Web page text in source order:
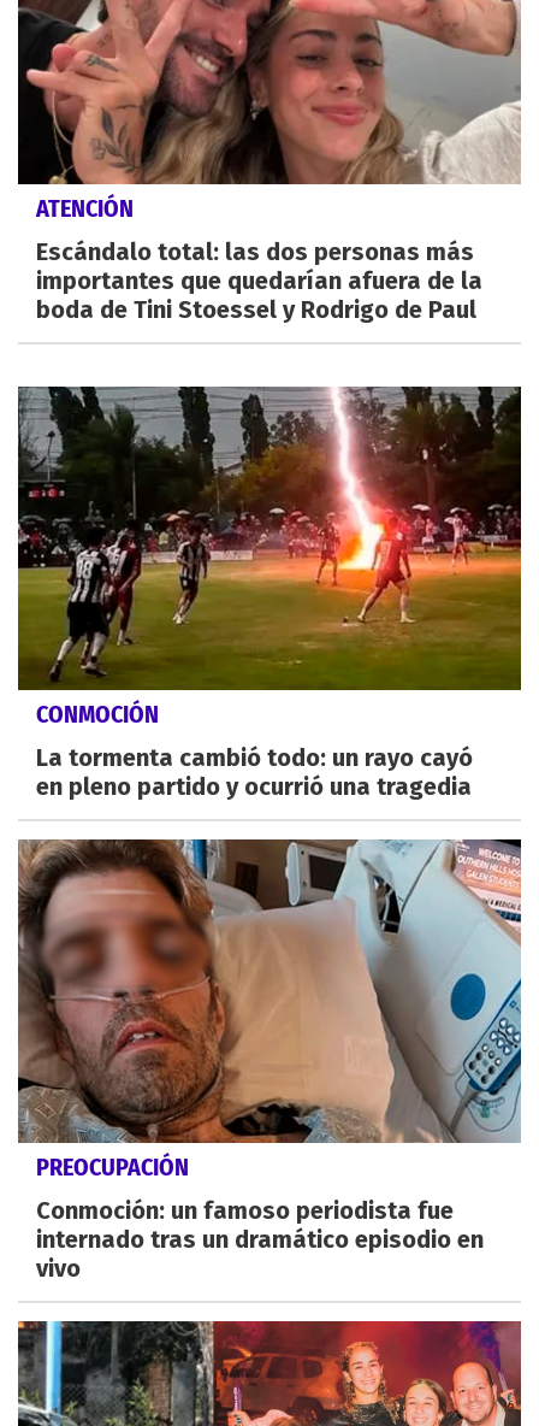
ATENCIÓN
Escándalo total: las dos personas más
importantes que quedarían afuera de la
boda de Tini Stoessel y Rodrigo de Paul
CONMOCIÓN
La tormenta cambió todo: un rayo cayó
en pleno partido y ocurrió una tragedia
PREOCUPACIÓN
Conmoción: un famoso periodista fue
internado tras un dramático episodio en
vivo